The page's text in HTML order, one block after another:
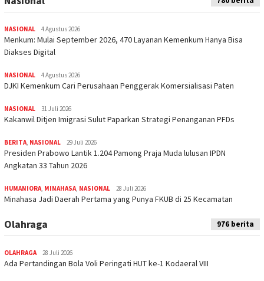
NASIONAL 4 Agustus 2026
Menkum: Mulai September 2026, 470 Layanan Kemenkum Hanya Bisa
Diakses Digital
NASIONAL 4 Agustus 2026
DJKI Kemenkum Cari Perusahaan Penggerak Komersialisasi Paten
NASIONAL 31 Juli 2026
Kakanwil Ditjen Imigrasi Sulut Paparkan Strategi Penanganan PFDs
BERITA, NASIONAL 29 Juli 2026
Presiden Prabowo Lantik 1.204 Pamong Praja Muda lulusan IPDN
Angkatan 33 Tahun 2026
HUMANIORA, MINAHASA, NASIONAL 28 Juli 2026
Minahasa Jadi Daerah Pertama yang Punya FKUB di 25 Kecamatan
Olahraga 976 berita
OLAHRAGA 28 Juli 2026
Ada Pertandingan Bola Voli Peringati HUT ke-1 Kodaeral VIII